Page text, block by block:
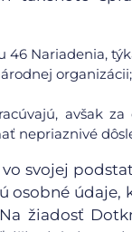
Nariadenia,
avšak
nepriaznivé
vo svojej
osobné údaje,
žiadosť